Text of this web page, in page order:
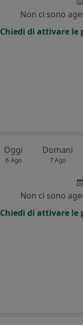
Non ci sono
Chiedi di attivare
Oggi
6 Ago
Domani
7 Ago
Non ci sono
Chiedi di attivare